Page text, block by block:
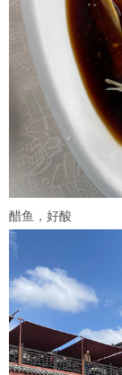
醋鱼，好酸